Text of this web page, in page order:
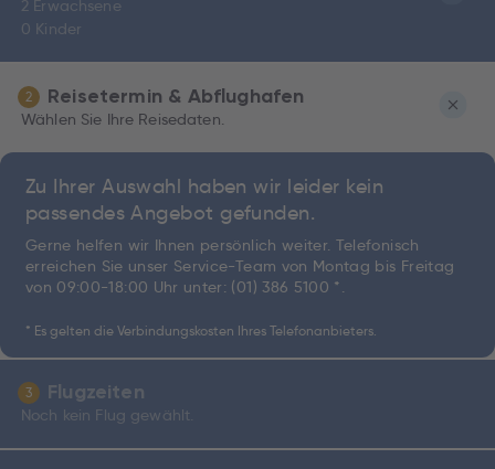
2 Erwachsene
0 Kinder
2 Reisetermin & Abflughafen
Wählen Sie Ihre Reisedaten.
Zu Ihrer Auswahl haben wir leider kein
passendes Angebot gefunden.
Gerne helfen wir Ihnen persönlich weiter. Telefonisch
erreichen Sie unser Service-Team von Montag bis Freitag
von 09:00-18:00 Uhr unter: (01) 386 5100 *.
* Es gelten die Verbindungskosten Ihres Telefonanbieters.
3 Flugzeiten
Noch kein Flug gewählt.